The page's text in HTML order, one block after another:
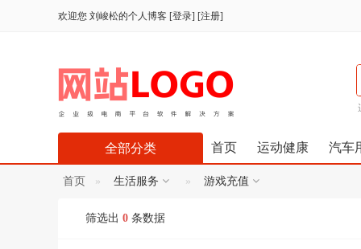
欢迎您 刘峻松的个人博客 [登录] [注册]
首页 运动健康 汽车
全部分类
首页 生活服务 游戏充值
筛选出 0 条数据